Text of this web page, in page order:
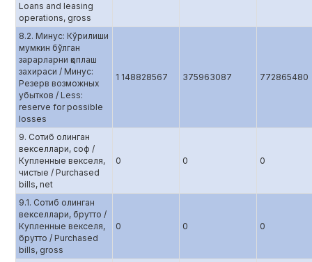
Loans and leasing
operations, gross
8.2. Минус: Кўрилиши
мумкин бўлган
зарарларни қоплаш
захираси / Минус:
Резерв возможных
убытков / Less:
reserve for possible
losses
1 148828567 375963087 772865480
9. Сотиб олинган
векселлари, соф /
Купленные векселя,
чистые / Purchased
bills, net
0 0 0
9.1. Сотиб олинган
векселлари, брутто /
Купленные векселя,
брутто / Purchased
bills, gross
0 0 0